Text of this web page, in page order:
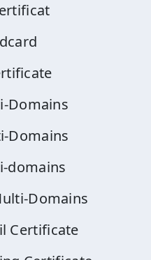
Domains
Domains
domains
Domains
Certificate